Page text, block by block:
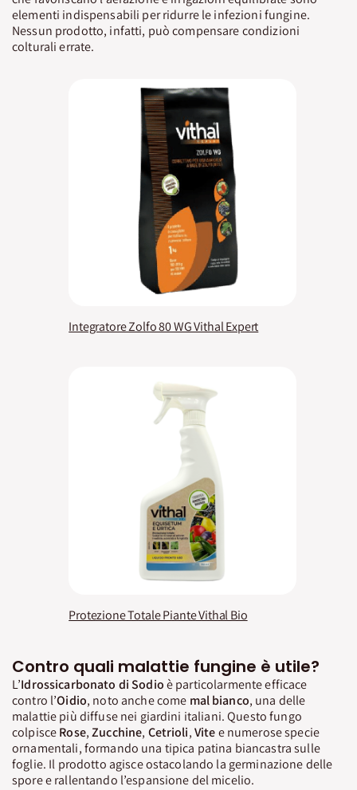
elementi indispensabili per ridurre le infezioni fungine.
Nessun prodotto, infatti, può compensare condizioni
colturali errate.
Integratore Zolfo 80 WG Vithal Expert
Protezione Totale Piante Vithal Bio
Contro quali malattie fungine è utile?
L’Idrossicarbonato diSodioè particolarmente efficace
contro l’Oidio, noto anche come malbianco, una delle
malattie più diffuse nei giardini italiani. Questo fungo
colpisceRose,Zucchine, Cetrioli,Vitee numerose specie
ornamentali, formando una tipica patina biancastra sulle
foglie. Il prodotto agisce ostacolando la germinazione delle
spore e rallentando l’espansione del micelio.